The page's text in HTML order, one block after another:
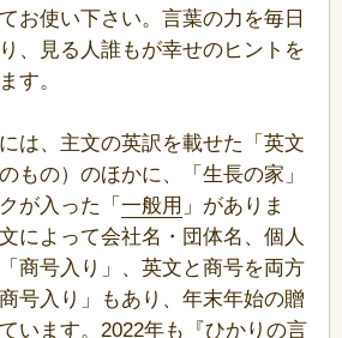
お使い下さい。言葉の力を毎日
、見る人誰もが幸せのヒントを
す。
は、主文の英訳を載せた「英文
もの）のほかに、「生長の家」
が入った「 一般用 」がありま
によって会社名・団体名、個人
商号入り」、英文と商号を両方
号入り」もあり、年末年始の贈
います。2022年も『ひかりの言